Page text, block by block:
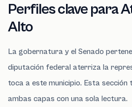
Perfiles clave para
Alto
La gobernatura y el Senado
diputación federal aterriza la
toca a este municipio. Esta sección
ambas capas con una sola lectura.